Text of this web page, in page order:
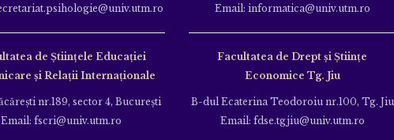
de Ştiinţele Educației
și Relații Internaționale
nr.189, sector 4, Bucureşti
Email: fscri@univ.utm.ro
Email: informatica@univ.utm.ro
Facultatea de Drept și Științe
Economice Tg. Jiu
B-dul Ecaterina Teodoroiu nr.100, Tg. Jiu
Email: fdse.tgjiu@univ.utm.ro